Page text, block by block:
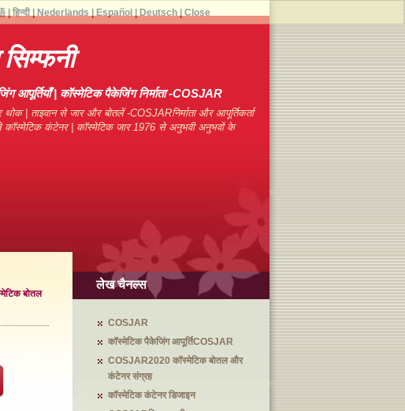
आपूर्तियाँ | कॉस्मेटिक पैकेजिंग निर्माता -COSJAR
| ताइवान से जार और बोतलें -COSJARनिर्माता और आपूर्तिकर्ता
कॉस्मेटिक कंटेनर | कॉस्मेटिक जार 1976 से अनुभवी अनुभवों के
बोतल
लेख चैनल्स
COSJAR
कॉस्मेटिक पैकेजिंग आपूर्तिCOSJAR
COSJAR2020 कॉस्मेटिक बोतल और
कंटेनर संग्रह
कॉस्मेटिक कंटेनर डिजाइन
| हिन्दी| Nederlands Español Deutsch| Close